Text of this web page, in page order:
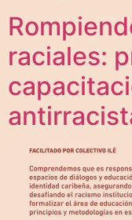
raciales: